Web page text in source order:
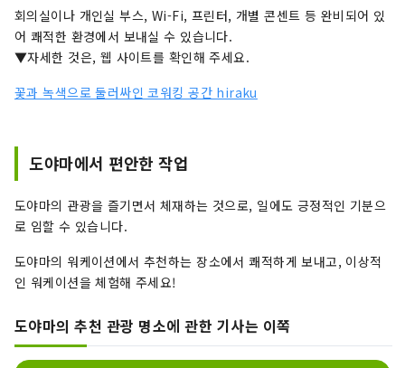
회의실이나 개인실 부스, Wi-Fi, 프린터, 개별 콘센트 등 완비되어 있
어 쾌적한 환경에서 보내실 수 있습니다.
▼자세한 것은, 웹 사이트를 확인해 주세요.
꽃과 녹색으로 둘러싸인 코워킹 공간 hiraku
도야마에서 편안한 작업
도야마의 관광을 즐기면서 체재하는 것으로, 일에도 긍정적인 기분으
로 임할 수 있습니다.
도야마의 워케이션에서 추천하는 장소에서 쾌적하게 보내고, 이상적
인 워케이션을 체험해 주세요!
도야마의 추천 관광 명소에 관한 기사는 이쪽